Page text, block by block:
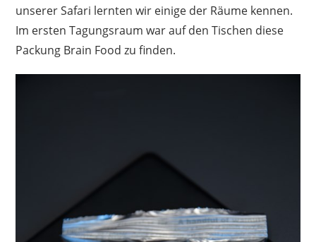
unserer Safari lernten wir einige der Räume kennen.
Im ersten Tagungsraum war auf den Tischen diese
Packung Brain Food zu finden.